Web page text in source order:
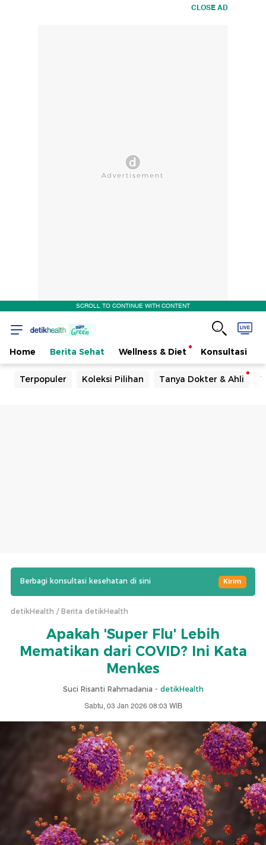
CLOSE AD
SCROLL TO CONTINUE WITH CONTENT
Home Berita Sehat Wellness & Diet Konsultasi
Terpopuler Koleksi Pilihan Tanya Dokter & Ahli
Berbagi konsultasi kesehatan di sini Kirim
detikHealth Berita detikHealth
Apakah 'Super Flu' Lebih
Mematikan dari COVID? Ini Kata
Menkes
Suci Risanti Rahmadania - detikHealth
Sabtu, 03 Jan 2026 08:03 WIB